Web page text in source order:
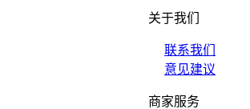
关于我们
联系我们
意见建议
商家服务